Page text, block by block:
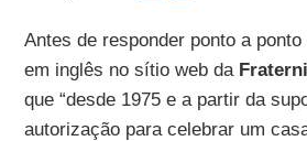
Antes de responder ponto a
em inglês no sítio web da
que “desde 1975 e a partir da
autorização para celebrar um